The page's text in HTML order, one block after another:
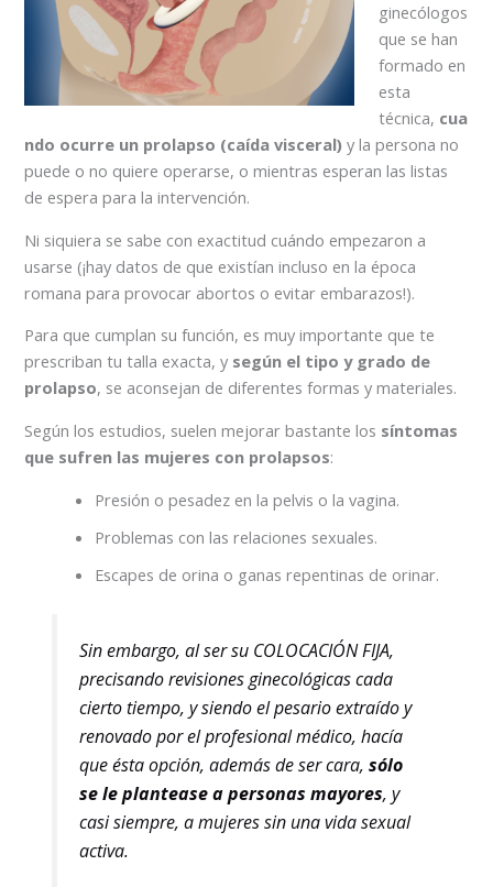
ginecólogos
que se han
formado en
esta
técnica, cua
ndo ocurre un prolapso (caída visceral) y la persona no
puede o no quiere operarse, o mientras esperan las listas
de espera para la intervención.
Ni siquiera se sabe con exactitud cuándo empezaron a
usarse (¡hay datos de que existían incluso en la época
romana para provocar abortos o evitar embarazos!).
Para que cumplan su función, es muy importante que te
prescriban tu talla exacta, y según el tipo y grado de
prolapso, se aconsejan de diferentes formas y materiales.
Según los estudios, suelen mejorar bastante los síntomas
que sufren las mujeres con prolapsos:
Presión o pesadez en la pelvis o la vagina.
Problemas con las relaciones sexuales.
Escapes de orina o ganas repentinas de orinar.
Sin embargo, al ser su COLOCACIÓN FIJA,
precisando revisiones ginecológicas cada
cierto tiempo, y siendo el pesario extraído y
renovado por el profesional médico, hacía
que ésta opción, además de ser cara, sólo
se le plantease a personas mayores, y
casi siempre, a mujeres sin una vida sexual
activa.